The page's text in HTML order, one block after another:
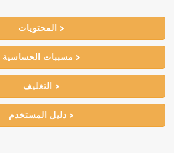
المحتويات >
مسببات الحساسية >
التغليف >
دليل المستخدم >